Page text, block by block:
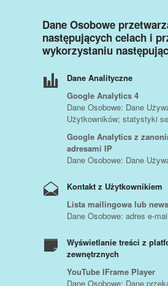
Dane Osobowe
następujących celach i
wykorzystaniu
Dane Analityczne
Google Analytics 4
Dane Osobowe: Dane
Użytkowników; statystyki
Google Analytics z
adresami IP
Dane Osobowe: Dane
Kontakt z Użytkownikiem
Lista mailingowa lub
Dane Osobowe: adres e-mail
Wyświetlanie treści z
zewnętrznych
YouTube IFrame Player
Dane Osobowe: Dane